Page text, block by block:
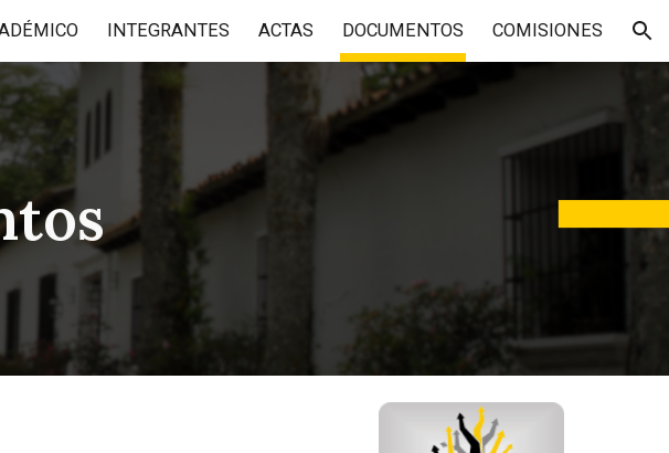
Skip to navigation
INTEGRANTES ACTAS DOCUMENTOS COMISIONES